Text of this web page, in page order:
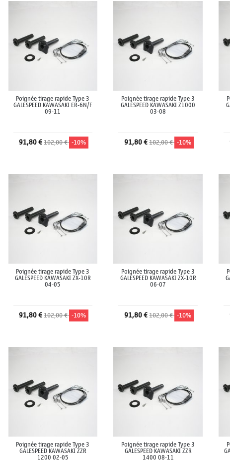
Poignée tirage rapide Type 3
GALESPEED KAWASAKI ER-6N/F
09-11
91,80 €102,00 € -10%
Poignée tirage rapide Type 3
GALESPEED KAWASAKI Z1000
03-08
91,80 €102,00 € -10%
Poignée tirage rapide Type 3
GALESPEED KAWASAKI ZX-10R
04-05
91,80 €102,00 € -10%
Poignée tirage rapide Type 3
GALESPEED KAWASAKI ZX-10R
06-07
91,80 €102,00 € -10%
Poignée tirage rapide Type 3
GALESPEED KAWASAKI ZZR
1200 02-05
Poignée tirage rapide Type 3
GALESPEED KAWASAKI ZZR
1400 08-11